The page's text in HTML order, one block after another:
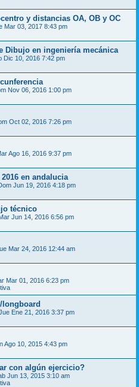
y distancias OA, OB y OC
Mar 03, 2017 8:43 pm
Dibujo en ingeniería mecánica
Dic 10, 2016 7:42 pm
Nov 06, 2016 1:00 pm
Oct 02, 2016 7:26 pm
Ago 16, 2016 9:37 pm
en andalucia
Jun 19, 2016 4:18 pm
técnico
Jun 14, 2016 6:56 pm
Mar 24, 2016 12:44 am
Mar 01, 2016 6:23 pm
longboard
Ene 21, 2016 3:37 pm
Ago 10, 2015 4:43 pm
con algún ejercicio?
Jun 13, 2015 3:10 am